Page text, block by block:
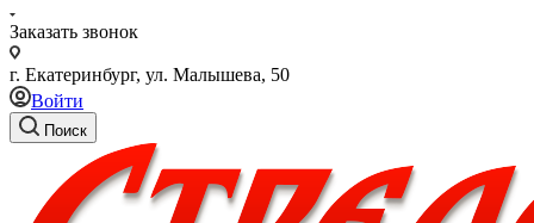
Заказать звонок
г. Екатеринбург, ул. Малышева, 50
Войти
Поиск